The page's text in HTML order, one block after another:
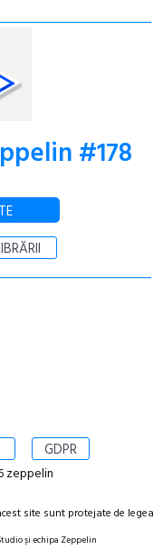
#178
GDPR
zeppelin
site sunt protejate de legea
și echipa Zeppelin